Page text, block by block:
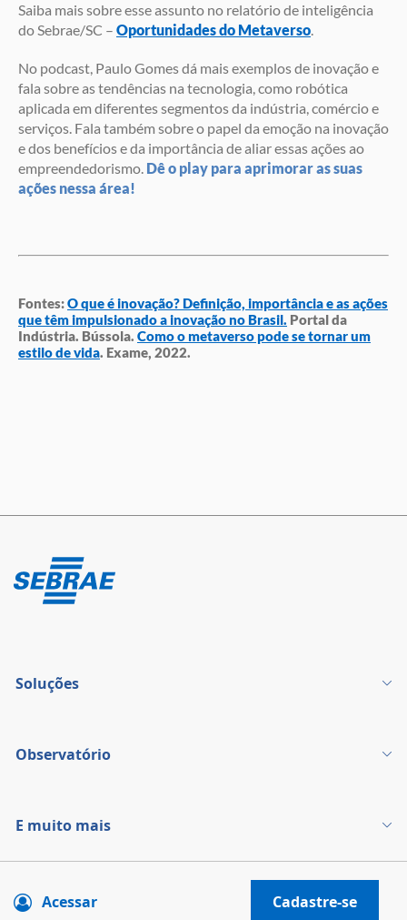
Saiba mais sobre esse assunto no relatório de inteligência
do Sebrae/SC – Oportunidades do Metaverso.
No podcast, Paulo Gomes dá mais exemplos de inovação e
fala sobre as tendências na tecnologia, como robótica
aplicada em diferentes segmentos da indústria, comércio e
serviços. Fala também sobre o papel da emoção na inovação
e dos benefícios e da importância de aliar essas ações ao
empreendedorismo. Dê o play para aprimorar as suas
ações nessa área!
Fontes:O que é inovação? Definição, importância e as ações
que têm impulsionado a inovação no Brasil. Portal da
Indústria. Bússola. Como o metaverso pode se tornar um
estilo de vida. Exame, 2022.
Soluções
Observatório
E muito mais
Acessar Cadastre-se